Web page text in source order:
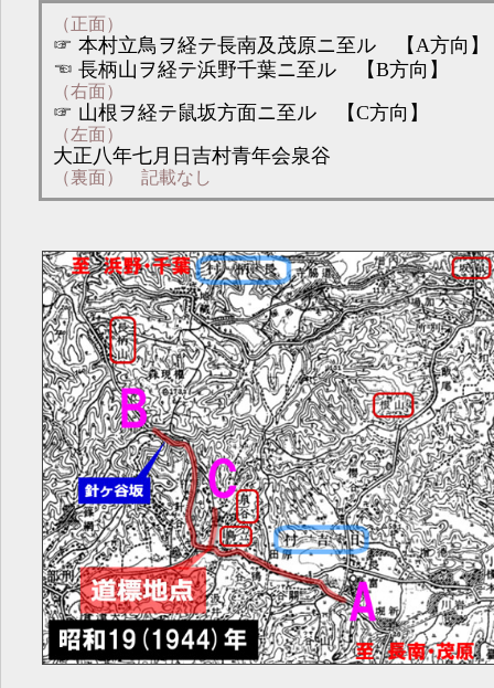
（正面）
☞ 本村立鳥ヲ経テ長南及茂原ニ至ル 【A方向】
☜ 長柄山ヲ経テ浜野千葉ニ至ル 【B方向】
（右面）
☞ 山根ヲ経テ鼠坂方面ニ至ル 【C方向】
（左面）
大正八年七月日吉村青年会泉谷
（裏面） 記載なし